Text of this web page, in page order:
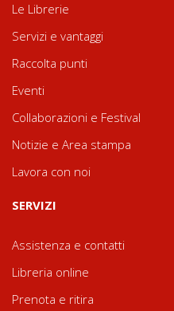
Le Librerie
Servizi e vantaggi
Raccolta punti
Eventi
Collaborazioni e Festival
Notizie e Area stampa
Lavora con noi
SERVIZI
Assistenza e contatti
Libreria online
Prenota e ritira